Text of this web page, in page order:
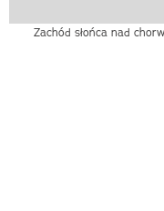
Zachód słońca nad